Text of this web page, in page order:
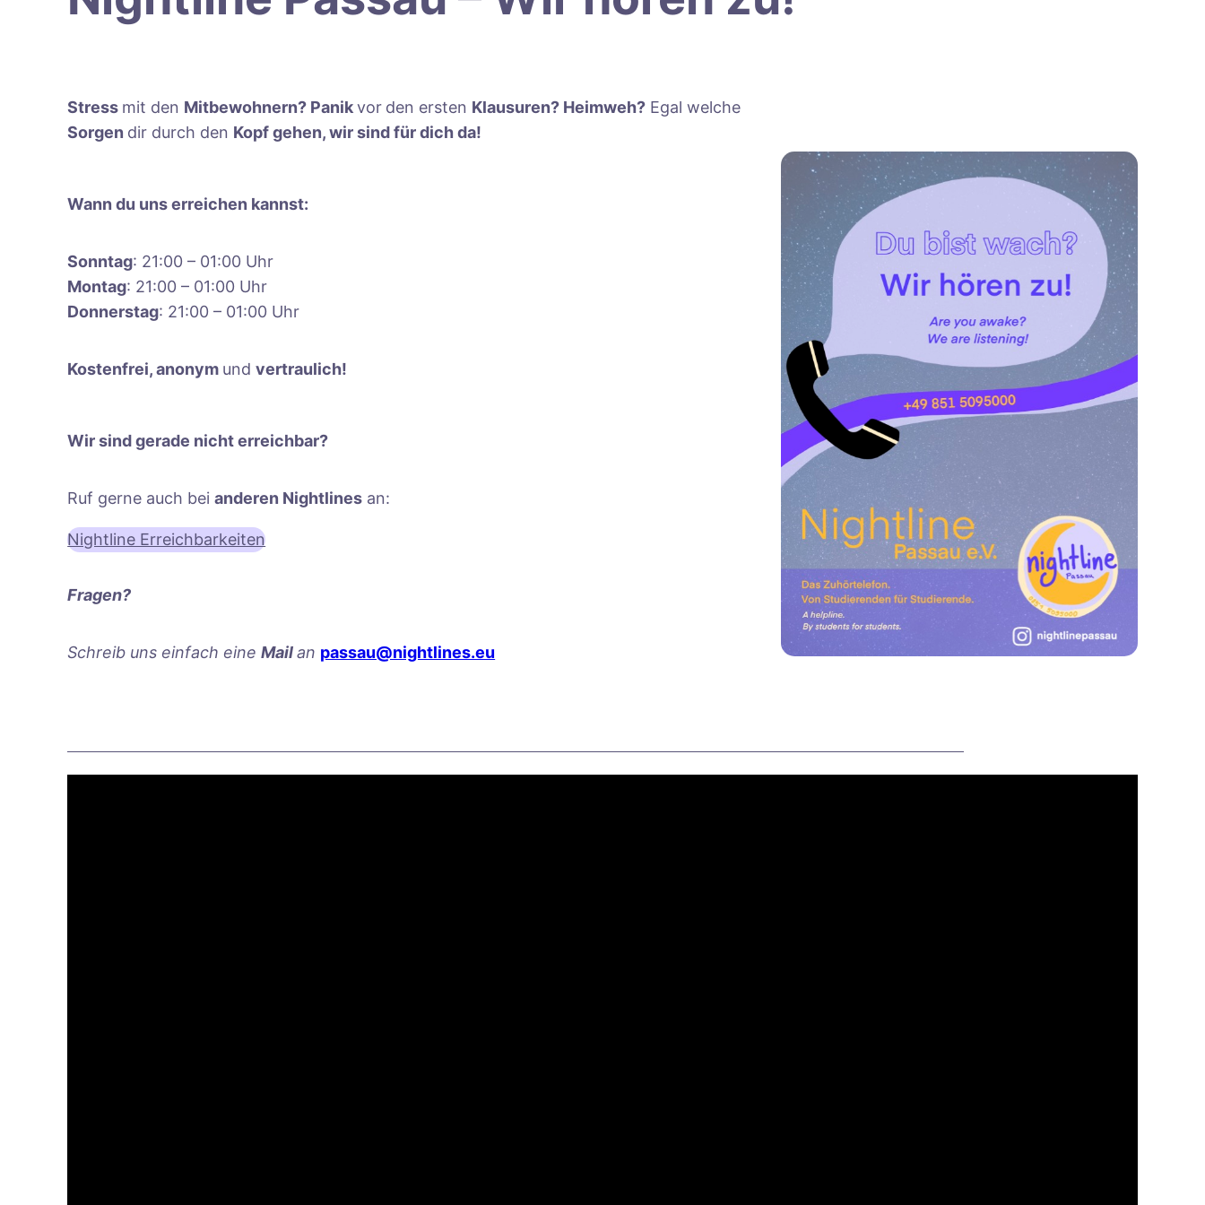
Stress mit den Mitbewohnern? Panikvor den ersten Klausuren? Heimweh? Egal welche
Sorgen dir durch den Kopf gehen, wir sind für dich da!
Wann du uns erreichen kannst:
Sonntag: 21:00 – 01:00 Uhr
Montag: 21:00 – 01:00 Uhr
Donnerstag: 21:00 – 01:00 Uhr
Kostenfrei, anonym undvertraulich!
Wir sind gerade nicht erreichbar?
Ruf gerne auch beianderen Nightlines an:
Nightline Erreichbarkeiten
Fragen?
Schreib uns einfach eineMailan passau@nightlines.eu